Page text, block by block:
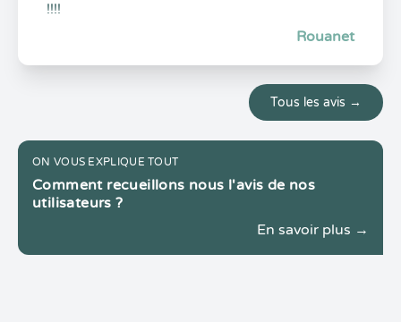
!!!!
Rouanet
Tous les avis →
ON VOUS EXPLIQUE TOUT
Comment recueillons nous l'avis de nos
utilisateurs ?
En savoir plus →